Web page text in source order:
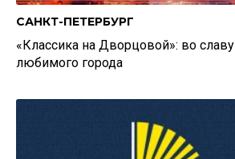
САНКТ-ПЕТЕРБУРГ
«Классика на Дворцовой»: во славу
любимого города